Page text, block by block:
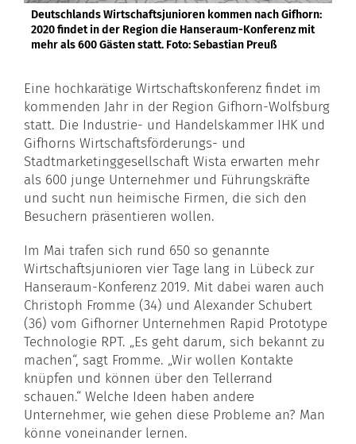
Deutschlands Wirtschaftsjunioren kommen nach Gifhorn:
2020 findet in der Region die Hanseraum-Konferenz mit
mehr als 600 Gästen statt. Foto: Sebastian Preuß
Eine hochkarätige Wirtschaftskonferenz findet im
kommenden Jahr in der Region Gifhorn-Wolfsburg
statt. Die Industrie- und Handelskammer IHK und
Gifhorns Wirtschaftsförderungs- und
Stadtmarketinggesellschaft Wista erwarten mehr
als 600 junge Unternehmer und Führungskräfte
und sucht nun heimische Firmen, die sich den
Besuchern präsentieren wollen.
Im Mai trafen sich rund 650 so genannte
Wirtschaftsjunioren vier Tage lang in Lübeck zur
Hanseraum-Konferenz 2019. Mit dabei waren auch
Christoph Fromme (34) und Alexander Schubert
(36) vom Gifhorner Unternehmen Rapid Prototype
Technologie RPT. „Es geht darum, sich bekannt zu
machen“, sagt Fromme. „Wir wollen Kontakte
knüpfen und können über den Tellerrand
schauen.“ Welche Ideen haben andere
Unternehmer, wie gehen diese Probleme an? Man
könne voneinander lernen.